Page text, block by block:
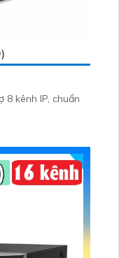
8 kênh IP, chuẩn